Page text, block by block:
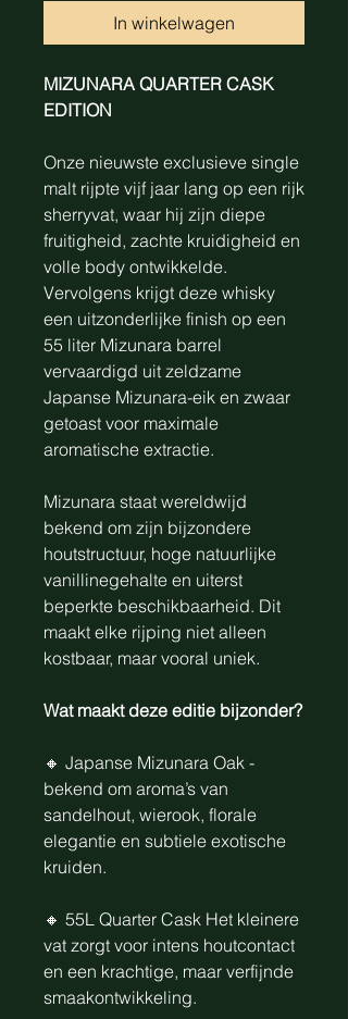
In winkelwagen
MIZUNARA QUARTER CASK
EDITION
Onze nieuwste exclusieve single
malt rijpte vijf jaar lang op een rijk
sherryvat, waar hij zijn diepe
fruitigheid, zachte kruidigheid en
volle body ontwikkelde.
Vervolgens krijgt deze whisky
een uitzonderlijke finish op een
55 liter Mizunara barrel
vervaardigd uit zeldzame
Japanse Mizunara-eik en zwaar
getoast voor maximale
aromatische extractie.
Mizunara staat wereldwijd
bekend om zijn bijzondere
houtstructuur, hoge natuurlijke
vanillinegehalte en uiterst
beperkte beschikbaarheid. Dit
maakt elke rijping niet alleen
kostbaar, maar vooral uniek.
Wat maakt deze editie bijzonder?
🔸 Japanse Mizunara Oak -
bekend om aroma’s van
sandelhout, wierook, florale
elegantie en subtiele exotische
kruiden.
🔸 55L Quarter Cask Het kleinere
vat zorgt voor intens houtcontact
en een krachtige, maar verfijnde
smaakontwikkeling.